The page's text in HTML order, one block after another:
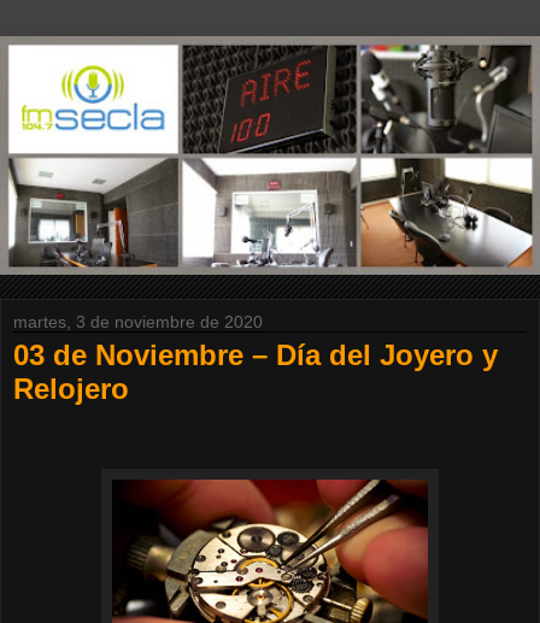
martes, 3 de noviembre de 2020
03 de Noviembre – Día del Joyero y
Relojero